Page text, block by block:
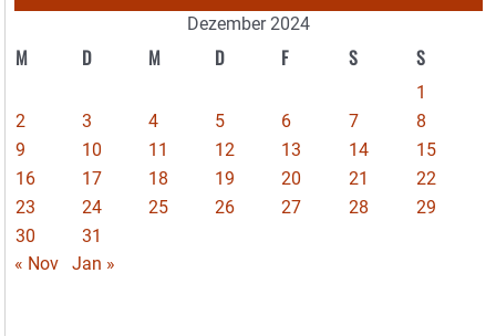
Dezember 2024
M D M D F S S
1
2
3 4 5 6 7
8
9
10 11 12 13 14
15
16
17 18 19 20 21
22
23
24 25 26 27 28
29
30
31
« Nov
Jan »